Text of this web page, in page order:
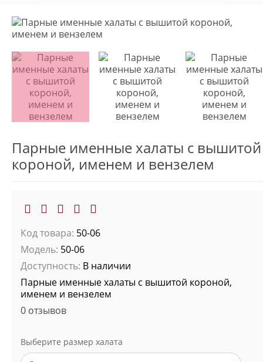
Парные именные халаты с вышитой
короной, именем и вензелем
Код товара: 50-06
Модель: 50-06
Доступность: В наличии
Парные именные халаты с вышитой короной,
именем и вензелем
0 отзывов
Выберите размер халата